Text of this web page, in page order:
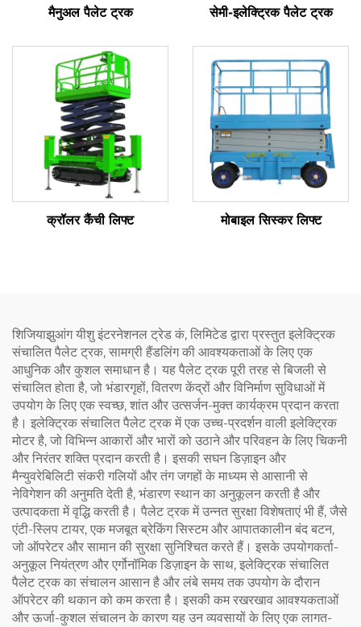
मैनुअल पैलेट ट्रक सेमी-इलेक्ट्रिक पैलेट ट्रक
क्रॉलर कैंची लिफ्ट मोबाइल सिस्कर लिफ्ट
शिजियाझुआंग यीशु इंटरनेशनल ट्रेड कं, लिमिटेड द्वारा प्रस्तुत इलेक्ट्रिक
संचालित पैलेट ट्रक, सामग्री हैंडलिंग की आवश्यकताओं के लिए एक
आधुनिक और कुशल समाधान है। यह पैलेट ट्रक पूरी तरह से बिजली से
संचालित होता है, जो भंडारगृहों, वितरण केंद्रों और विनिर्माण सुविधाओं में
उपयोग के लिए एक स्वच्छ, शांत और उत्सर्जन-मुक्त कार्यक्रम प्रदान करता
है। इलेक्ट्रिक संचालित पैलेट ट्रक में एक उच्च-प्रदर्शन वाली इलेक्ट्रिक
मोटर है, जो विभिन्न आकारों और भारों को उठाने और परिवहन के लिए चिकनी
और निरंतर शक्ति प्रदान करती है। इसकी सघन डिज़ाइन और
मैन्युवरेबिलिटी संकरी गलियों और तंग जगहों के माध्यम से आसानी से
नेविगेशन की अनुमति देती है, भंडारण स्थान का अनुकूलन करती है और
उत्पादकता में वृद्धि करती है। पैलेट ट्रक में उन्नत सुरक्षा विशेषताएं भी हैं, जैसे
एंटी-स्लिप टायर, एक मजबूत ब्रेकिंग सिस्टम और आपातकालीन बंद बटन,
जो ऑपरेटर और सामान की सुरक्षा सुनिश्चित करते हैं। इसके उपयोगकर्ता-
अनुकूल नियंत्रण और एर्गोनॉमिक डिज़ाइन के साथ, इलेक्ट्रिक संचालित
पैलेट ट्रक का संचालन आसान है और लंबे समय तक उपयोग के दौरान
ऑपरेटर की थकान को कम करता है। इसकी कम रखरखाव आवश्यकताओं
और ऊर्जा-कुशल संचालन के कारण यह उन व्यवसायों के लिए एक लागत-